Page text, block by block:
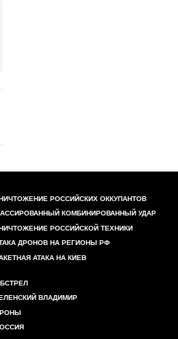
РОССИЙСКИХ ОККУПАНТОВ
КОМБИНИРОВАННЫЙ УДАР
РОССИЙСКОЙ ТЕХНИКИ
ДРОНОВ НА РЕГИОНЫ РФ
АТАКА НА КИЕВ
ВЛАДИМИР